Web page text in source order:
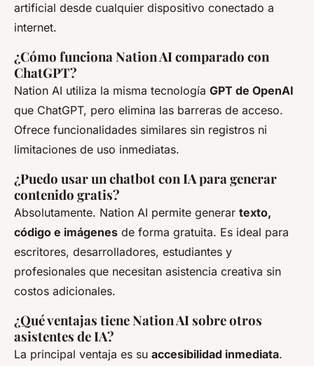
artificial desde cualquier dispositivo conectado a
internet.
¿Cómo funciona Nation AI comparado con
ChatGPT?
Nation AI utiliza la misma tecnología GPT de OpenAI
que ChatGPT, pero elimina las barreras de acceso.
Ofrece funcionalidades similares sin registros ni
limitaciones de uso inmediatas.
¿Puedo usar un chatbot con IA para generar
contenido gratis?
Absolutamente. Nation AI permite generar texto,
código e imágenes de forma gratuita. Es ideal para
escritores, desarrolladores, estudiantes y
profesionales que necesitan asistencia creativa sin
costos adicionales.
¿Qué ventajas tiene Nation AI sobre otros
asistentes de IA?
La principal ventaja es su accesibilidad inmediata.